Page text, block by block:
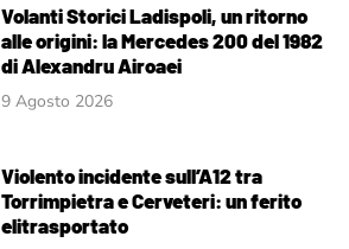
Volanti Storici Ladispoli, un ritorno
alle origini: la Mercedes 200 del 1982
di Alexandru Airoaei
9 Agosto 2026
Violento incidente sull’A12 tra
Torrimpietra e Cerveteri: un ferito
elitrasportato